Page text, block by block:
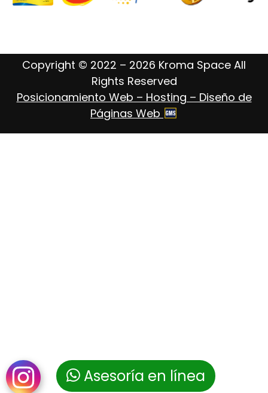
Asesoría en línea
Copyright © 2022 – 2026 Kroma Space All
Rights Reserved
Posicionamiento Web – Hosting – Diseño de
Páginas Web